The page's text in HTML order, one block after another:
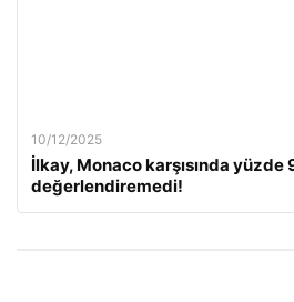
10/12/2025
İlkay, Monaco karşısında yüzde
değerlendiremedi!